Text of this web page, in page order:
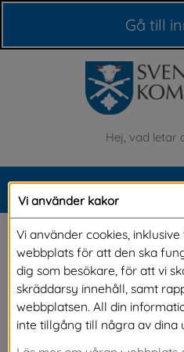
Gå till
Sök
2023-04-13
husbilar
Vi använder kakor
Vi använder cookies,
webbplats för att den ska
dig som besökare, för att vi
skräddarsy innehåll, samt
webbplatsen. All din
inte tillgång till några av dina